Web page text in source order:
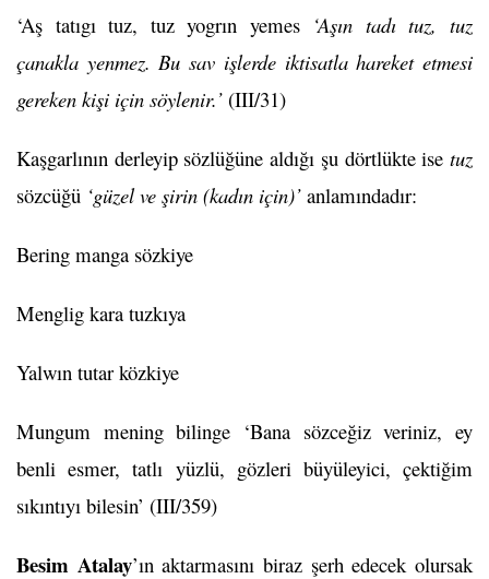
‘Aş tatıgı tuz, tuz yogrın yemes ‘Aşın tadı tuz, tuz
çanakla yenmez. Bu sav işlerde iktisatla hareket etmesi
gereken kişi için söylenir.’ (III/31)
Kaşgarlının derleyip sözlüğüne aldığı şu dörtlükte ise tuz
sözcüğü ‘güzel ve şirin (kadın için)’ anlamındadır:
Bering manga sözkiye
Menglig kara tuzkıya
Yalwın tutar közkiye
Mungum mening bilinge ‘Bana sözceğiz veriniz, ey
benli esmer, tatlı yüzlü, gözleri büyüleyici, çektiğim
sıkıntıyı bilesin’ (III/359)
Besim Atalay’ın aktarmasını biraz şerh edecek olursak